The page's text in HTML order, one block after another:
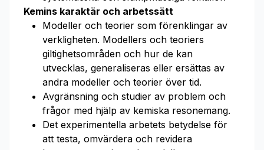
Kemins karaktär och arbetssätt
Modeller och teorier som förenklingar av
verkligheten. Modellers och teoriers
giltighetsområden och hur de kan
utvecklas, generaliseras eller ersättas av
andra modeller och teorier över tid.
Avgränsning och studier av problem och
frågor med hjälp av kemiska resonemang.
Det experimentella arbetets betydelse för
att testa, omvärdera och revidera